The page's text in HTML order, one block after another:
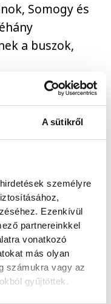
A sütikről
személyre
Ezenkívül
partnereinkkel
vonatkozó
más olyan
számukra vagy az
gyűjtöttek.
Somogy és
a buszok,
oldalon.
helyi busz az út
utas nem
sem
A Tiszán teljes
A jégtörő